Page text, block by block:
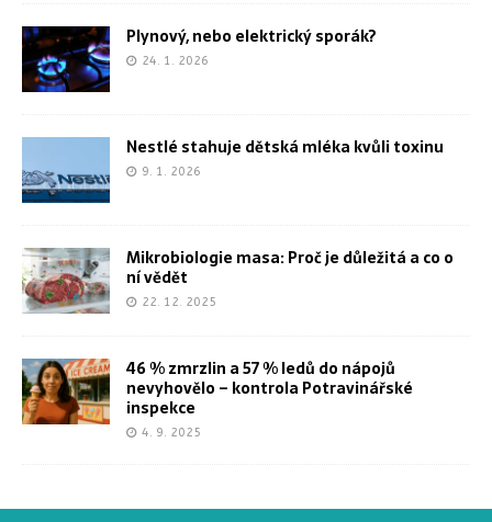
Plynový, nebo elektrický sporák?
24. 1. 2026
Nestlé stahuje dětská mléka kvůli toxinu
9. 1. 2026
Mikrobiologie masa: Proč je důležitá a co o
ní vědět
22. 12. 2025
46 % zmrzlin a 57 % ledů do nápojů
nevyhovělo – kontrola Potravinářské
inspekce
4. 9. 2025